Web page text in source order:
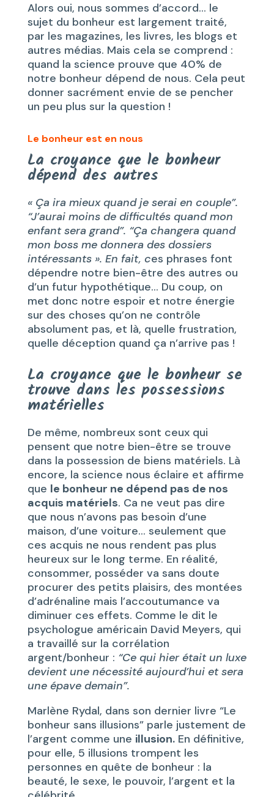
Alors oui, nous sommes d’accord… le
sujet du bonheur est largement traité,
par les magazines, les livres, les blogs et
autres médias. Mais cela se comprend :
quand la science prouve que 40% de
notre bonheur dépend de nous. Cela peut
donner sacrément envie de se pencher
un peu plus sur la question !
Le bonheur est en nous
La croyance que le bonheur
dépend des autres
« Ça ira mieux quand je serai en couple”.
“J’aurai moins de difficultés quand mon
enfant sera grand”. “Ça changera quand
mon boss me donnera des dossiers
intéressants ». En fait, ces phrases font
dépendre notre bien-être des autres ou
d’un futur hypothétique… Du coup, on
met donc notre espoir et notre énergie
sur des choses qu’on ne contrôle
absolument pas, et là, quelle frustration,
quelle déception quand ça n’arrive pas !
La croyance que le bonheur se
trouve dans les possessions
matérielles
De même, nombreux sont ceux qui
pensent que notre bien-être se trouve
dans la possession de biens matériels. Là
encore, la science nous éclaire et affirme
que le bonheur ne dépend pas de nos
acquis matériels. Ca ne veut pas dire
que nous n’avons pas besoin d’une
maison, d’une voiture… seulement que
ces acquis ne nous rendent pas plus
heureux sur le long terme. En réalité,
consommer, posséder va sans doute
procurer des petits plaisirs, des montées
d’adrénaline mais l’accoutumance va
diminuer ces effets. Comme le dit le
psychologue américain David Meyers, qui
a travaillé sur la corrélation
argent/bonheur : “Ce qui hier était un luxe
devient une nécessité aujourd’hui et sera
une épave demain”.
Marlène Rydal, dans son dernier livre “Le
bonheur sans illusions” parle justement de
l’argent comme une illusion.En définitive,
pour elle, 5 illusions trompent les
personnes en quête de bonheur : la
beauté, le sexe, le pouvoir, l’argent et la